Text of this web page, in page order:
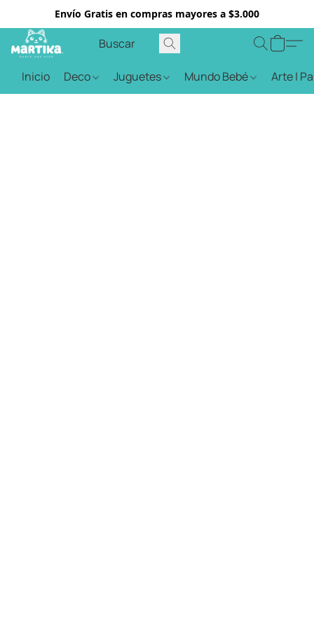
Envío Gratis en compras mayores a $3.000
Inicio Deco Juguetes Mundo Bebé Arte |